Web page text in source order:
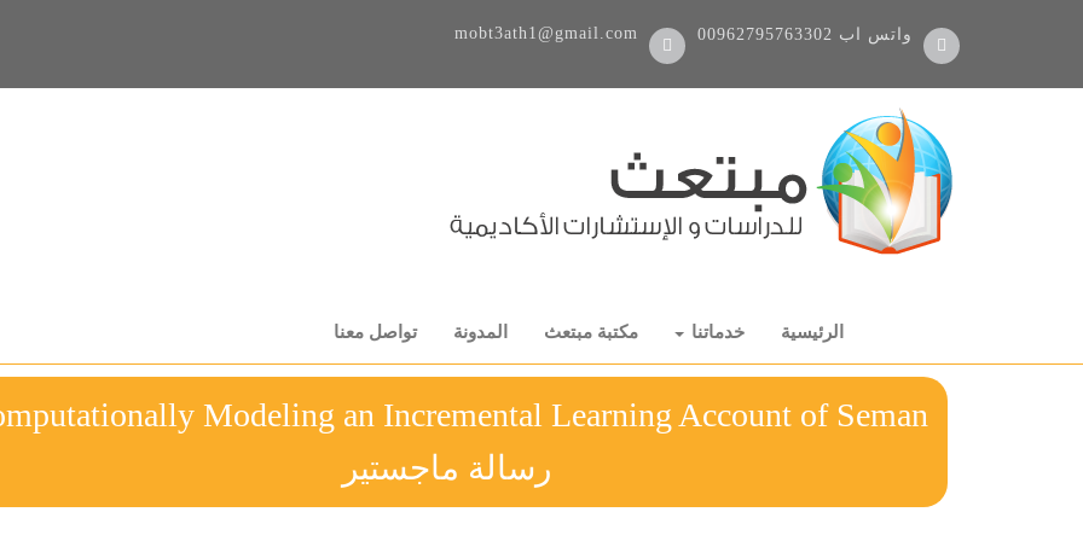
00962795763302 واتس اب mobt3ath1@gmail.com
الرئيسية خدماتنا مكتبة مبتعث المدونة تواصل معنا
Modeling an Incremental Learning Account of Seman
رسالة ماجستير